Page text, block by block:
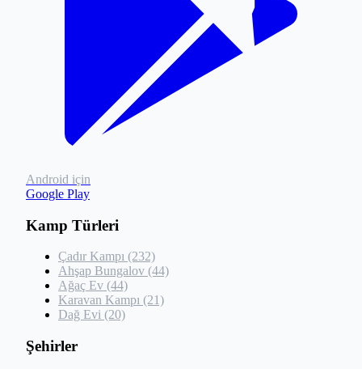
Android için
Google Play
Kamp Türleri
Çadır Kampı (232)
Ahşap Bungalov (44)
Ağaç Ev (44)
Karavan Kampı (21)
Dağ Evi (20)
Şehirler